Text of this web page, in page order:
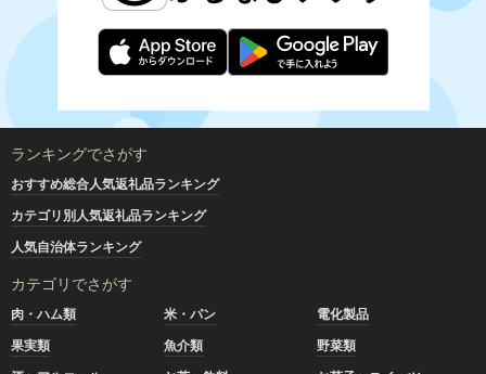
ランキングでさがす
おすすめ総合人気返礼品ランキング
カテゴリ別人気返礼品ランキング
人気自治体ランキング
カテゴリでさがす
肉・ハム類 米・パン
電化製品
果実類
魚介類
野菜類